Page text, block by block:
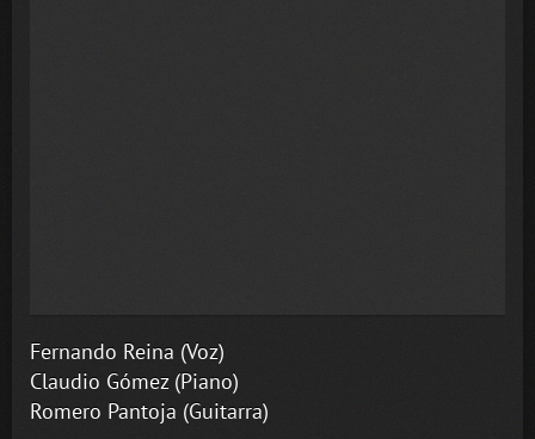
Fernando Reina (Voz)
Claudio Gómez (Piano)
Romero Pantoja (Guitarra)